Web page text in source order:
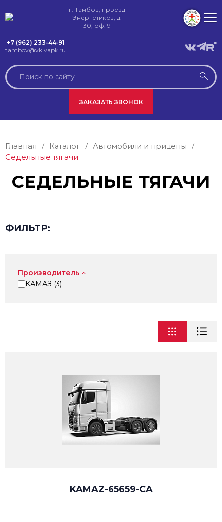
г. Тамбов, проезд
Энергетиков, д.
30, оф. 9
+7 (962) 233-44-91
tambov@vk.vapk.ru
ЗАКАЗАТЬ ЗВОНОК
Главная / Каталог / Автомобили и прицепы /
Седельные тягачи
СЕДЕЛЬНЫЕ ТЯГАЧИ
ФИЛЬТР:
Производитель
КАМАЗ (3)
KAMAZ-65659-CA